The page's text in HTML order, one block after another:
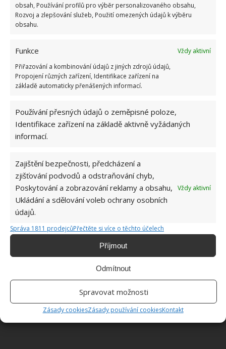
obsah, Používání profilů pro výběr personalizovaného obsahu,
Rozvoj a zlepšování služeb, Použití omezených údajů k výběru
obsahu.
Funkce
Vždy aktivní
Přiřazování a kombinování údajů z jiných zdrojů údajů,
Propojení různých zařízení, Identifikace zařízení na
základě automaticky přenášených informací.
Používání přesných údajů o zeměpisné poloze,
Identifikace zařízení na základě aktivně vyžádaných
informací.
Zajištění bezpečnosti, předcházení a
zjišťování podvodů a odstraňování chyb,
Poskytování a zobrazování reklamy a obsahu,
Ukládání a sdělování voleb ochrany osobních
údajů.
Vždy aktivní
Správa 1811 prodejcůPřečtěte si více o těchto účelech
Příjmout
Odmítnout
Spravovat možnosti
Zásady cookiesZásady používání cookiesKontakt
HNOJENÍ PĚSTOVÁNÍ POKOJOVÉ ROSTLINY
Hana Musilová
Do redakce Bydlimeutulne.cz se
přidala během svých studií a práce
redaktorky ji tak nadchla, že se
rozhodla zůstat. Její v...